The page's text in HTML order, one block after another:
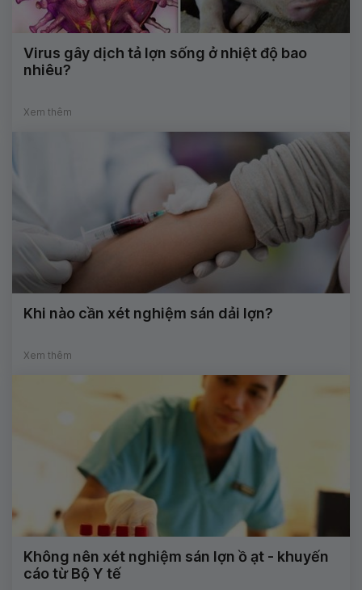
Virus gây dịch tả lợn sống ở nhiệt độ bao
nhiêu?
Xem thêm
Khi nào cần xét nghiệm sán dải lợn?
Xem thêm
Không nên xét nghiệm sán lợn ồ ạt - khuyến
cáo từ Bộ Y tế